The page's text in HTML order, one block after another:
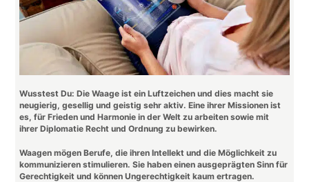
Wusstest Du: Die Waage ist ein Luftzeichen und dies macht sie
neugierig, gesellig und geistig sehr aktiv. Eine ihrer Missionen ist
es, für Frieden und Harmonie in der Welt zu arbeiten sowie mit
ihrer Diplomatie Recht und Ordnung zu bewirken.
Waagen mögen Berufe, die ihren Intellekt und die Möglichkeit zu
kommunizieren stimulieren. Sie haben einen ausgeprägten Sinn für
Gerechtigkeit und können Ungerechtigkeit kaum ertragen.